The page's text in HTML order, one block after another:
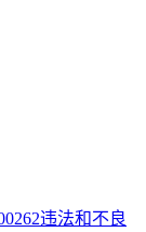
违法和不良